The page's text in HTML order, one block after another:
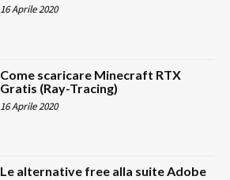
16 Aprile 2020
Come scaricare Minecraft RTX
Gratis (Ray-Tracing)
16 Aprile 2020
Le alternative free alla suite Adobe